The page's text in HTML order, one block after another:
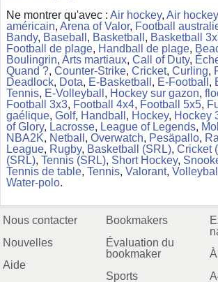
Ne montrer qu'avec : Air hockey, Air
américain, Arena of Valor, Football
Bandy, Baseball , Basketball , Basketball
Football de plage, Handball de plage,
Boulingrin, Arts martiaux, Call of Duty,
Quand ?, Counter-Strike, Cricket, Curling,
Deadlock, Dota, E-Basketball , E-Football ,
Tennis, E-Volleyball , Hockey sur gazon,
Football 3x3, Football 4x4, Football 5x5,
gaélique, Golf, Handball , Hockey, Hockey
of Glory, Lacrosse, League of Legends,
NBA2K, Netball , Overwatch, Pesäpallo,
League, Rugby, Basketball (SRL), Cricket
(SRL), Tennis (SRL), Short Hockey,
Tennis de table, Tennis, Valorant, Volleyball
Water-polo.
Nous contacter
Nouvelles
Aide
Bookmakers
Évaluation du
bookmaker
Sports